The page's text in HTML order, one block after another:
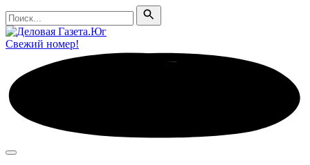
Поиск
Поиск
Свежий номер!